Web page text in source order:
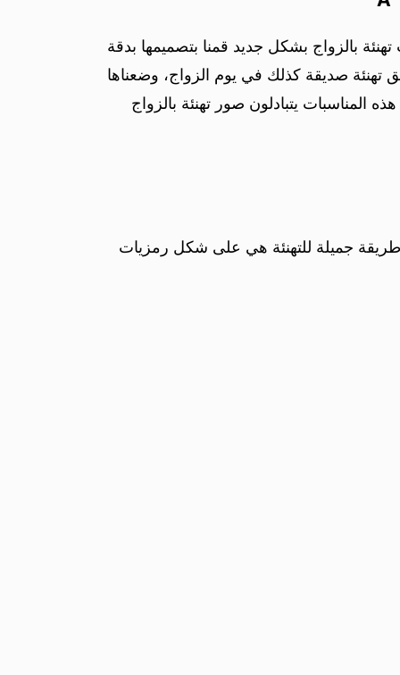
بالزواج بشكل جديد قمنا بتصميمها بدقة
تهنئة صديقة كذلك في يوم الزواج، وضعناها
يتبادلون صور تهنئة بالزواج
طريقة جميلة للتهنئة هي على شكل رمزيات